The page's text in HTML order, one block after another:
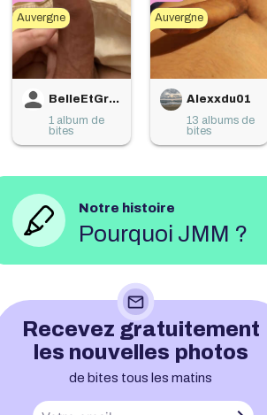
Auvergne
BelleEtGrandeBite
1 album de
bites
Auvergne
Alexxdu01
13 albums de
bites
Notre histoire
Pourquoi JMM ?
mail_outline
Recevez gratuitement
les nouvelles photos
de bites tous les matins